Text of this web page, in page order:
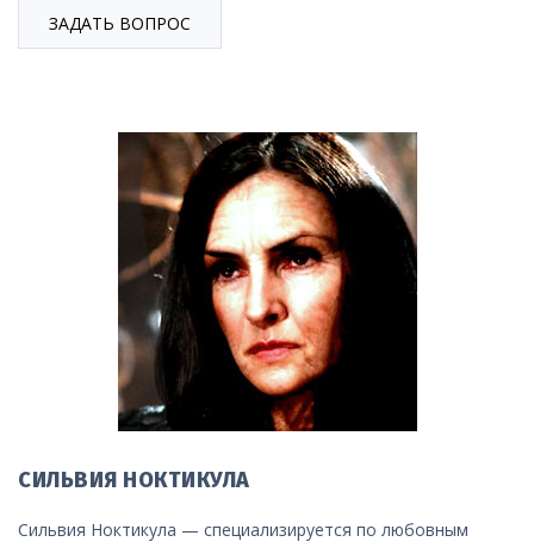
ЗАДАТЬ ВОПРОС
СИЛЬВИЯ НОКТИКУЛА
Сильвия Ноктикула — специализируется по любовным